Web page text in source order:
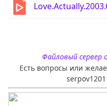
Файловый сервер
Есть вопросы или